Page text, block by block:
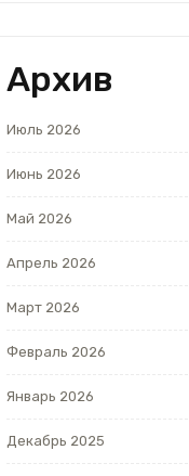
Архив
Июль 2026
Июнь 2026
Май 2026
Апрель 2026
Март 2026
Февраль 2026
Январь 2026
Декабрь 2025